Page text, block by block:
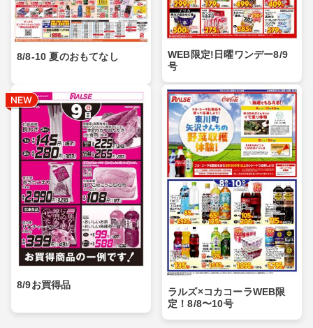
8/8-10 夏のおもてなし
WEB限定!日曜ワンデー8/9
号
8/9お買得品
ラルズ×コカコーラWEB限
定！8/8〜10号